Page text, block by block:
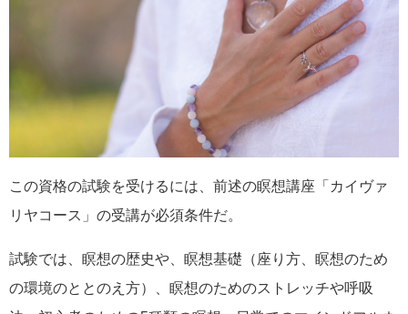
この資格の試験を受けるには、前述の瞑想講座「カイヴァ
リヤコース」の受講が必須条件だ。
試験では、瞑想の歴史や、瞑想基礎（座り方、瞑想のため
の環境のととのえ方）、瞑想のためのストレッチや呼吸